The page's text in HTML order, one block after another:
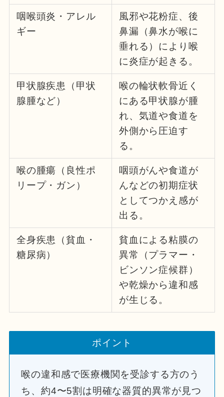
咽喉頭炎・アレル
ギー
風邪や花粉症、後
鼻漏（鼻水が喉に
垂れる）により喉
に炎症が起きる。
甲状腺疾患（甲状
腺腫など）
喉の輪状軟骨近く
にある甲状腺が腫
れ、気道や食道を
外側から圧迫す
る。
喉の腫瘍（良性ポ
リープ・ガン）
咽頭がんや食道が
んなどの初期症状
としてつかえ感が
出る。
全身疾患（貧血・
糖尿病）
貧血による粘膜の
異常（プラマー・
ビンソン症候群）
や乾燥から違和感
が生じる。
ポイント
喉の違和感で医療機関を受診する方のう
ち、約4〜5割は明確な器質的異常が見つ